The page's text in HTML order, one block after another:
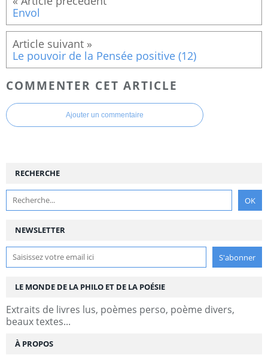
Envol
Le pouvoir de la Pensée positive (12)
COMMENTER CET ARTICLE
Ajouter un commentaire
NEWSLETTER
RECHERCHE
LE MONDE DE LA PHILO ET DE LA POÉSIE
Extraits de livres lus, poèmes perso, poème divers,
beaux textes...
À PROPOS